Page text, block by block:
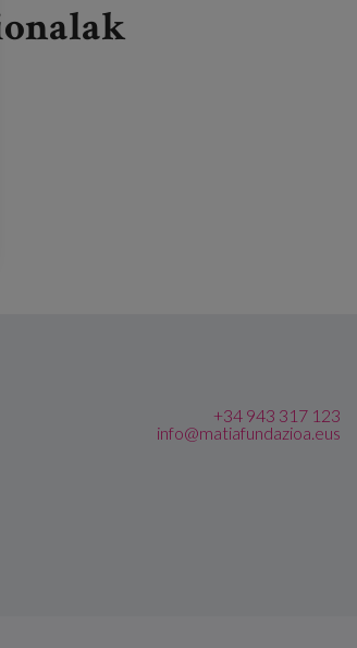
+34 943 317 123
info@matiafundazioa.eus